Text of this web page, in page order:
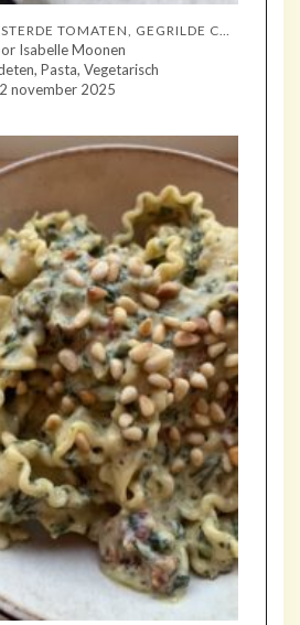
Isabelle Moonen
Pasta, Vegetarisch
november 2025